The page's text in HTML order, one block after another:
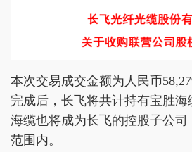
本次交易成交金额为人民币
完成后，长飞将共计持有宝胜海
海缆也将成为长飞的控股子公
范围内。